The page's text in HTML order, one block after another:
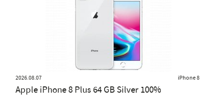
2026.08.07 iPhone 8
Apple iPhone 8 Plus 64 GB Silver 100%